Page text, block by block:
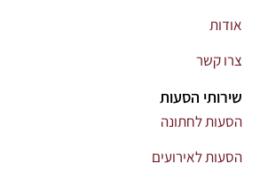
אודות
צרו קשר
שירותי הסעות
הסעות לחתונה
הסעות לאירועים